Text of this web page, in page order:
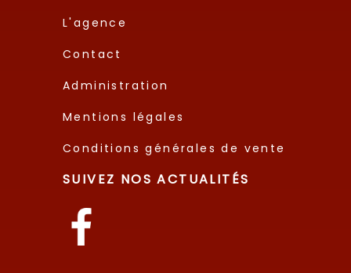
L'agence
Contact
Administration
Mentions légales
Conditions générales de vente
SUIVEZ NOS ACTUALITÉS